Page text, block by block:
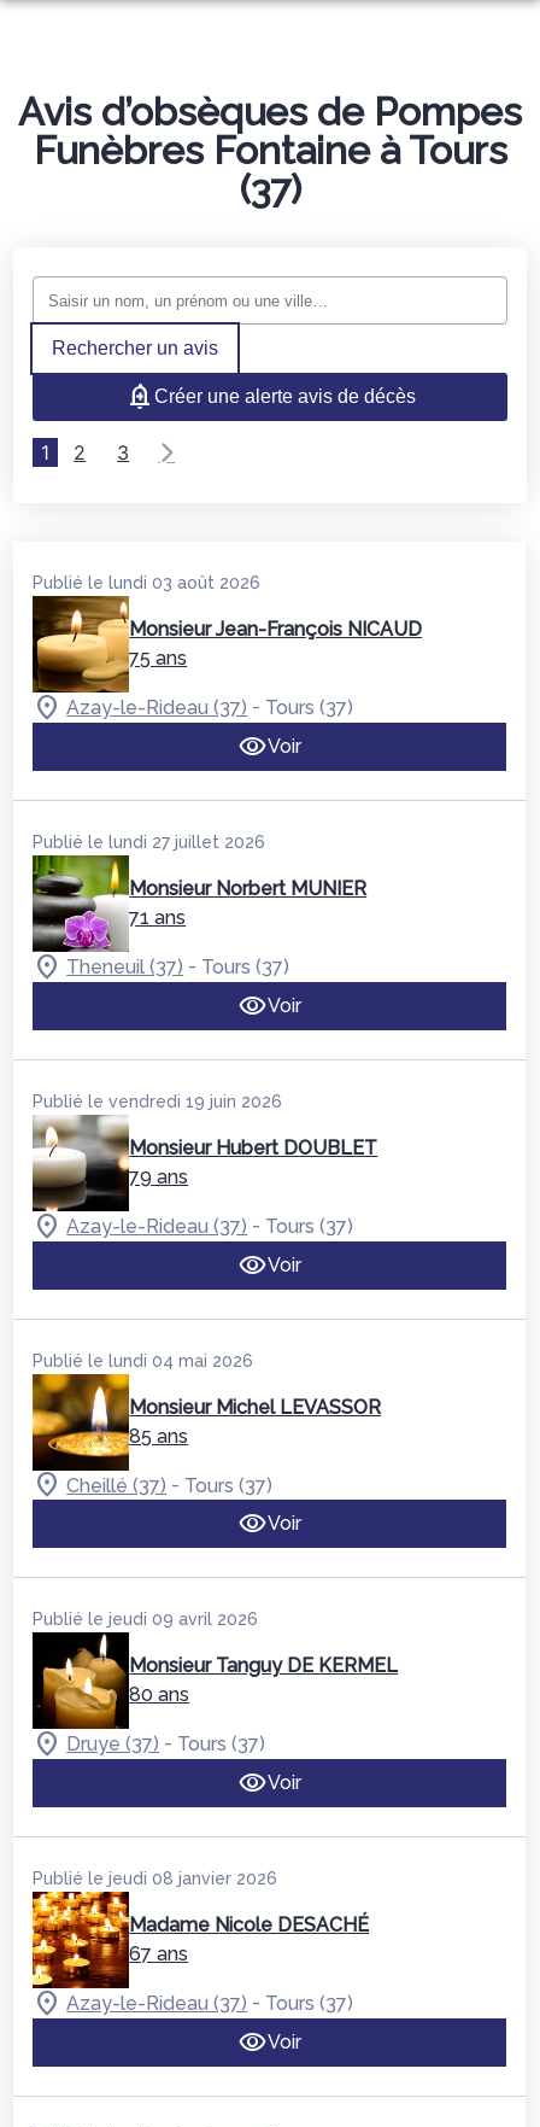
ORGANISER DES OBSÈQUES
PRÉVOIR SES OBSÈQUES
MONUMENTS FUNÉRAIRES
NOTRE CHAMBRE FUNÉRAIRE
Avis d’obsèques de Pompes
Funèbres Fontaine à Tours
(37)
Rechercher un avis
Créer une alerte avis de décès
1 2 3
Publié le lundi 03 août 2026
Monsieur Jean-François NICAUD
75 ans
Azay-le-Rideau (37) - Tours (37)
Voir
Publié le lundi 27 juillet 2026
Monsieur Norbert MUNIER
71 ans
Theneuil (37) - Tours (37)
Voir
Publié le vendredi 19 juin 2026
Monsieur Hubert DOUBLET
79 ans
Azay-le-Rideau (37) - Tours (37)
Voir
Publié le lundi 04 mai 2026
Monsieur Michel LEVASSOR
85 ans
Cheillé (37) - Tours (37)
Voir
Publié le jeudi 09 avril 2026
Monsieur Tanguy DE KERMEL
80 ans
Druye (37) - Tours (37)
Voir
Publié le jeudi 08 janvier 2026
Madame Nicole DESACHÉ
67 ans
Azay-le-Rideau (37) - Tours (37)
Voir